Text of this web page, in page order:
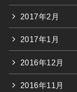
2017年2月
2017年1月
2016年12月
2016年11月